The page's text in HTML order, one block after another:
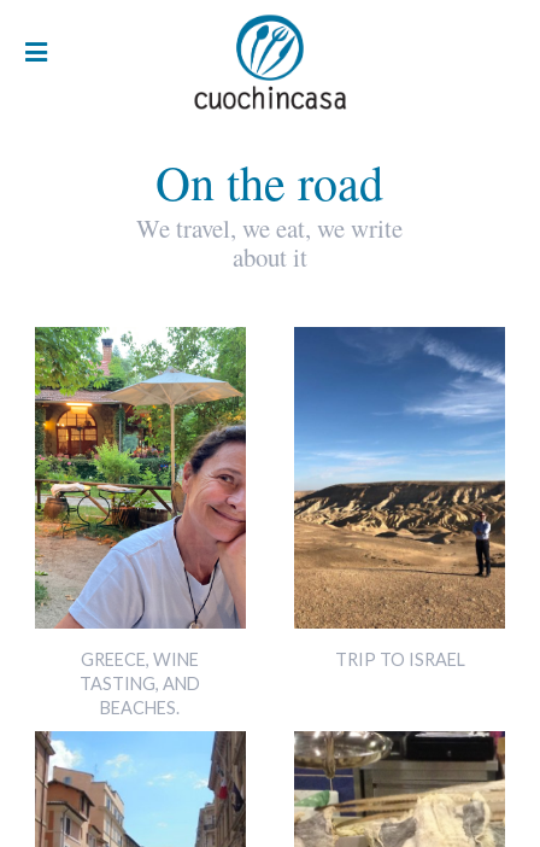
On the road
We travel, we eat, we write
about it
GREECE, WINE
TASTING, AND
BEACHES.
TRIP TO ISRAEL